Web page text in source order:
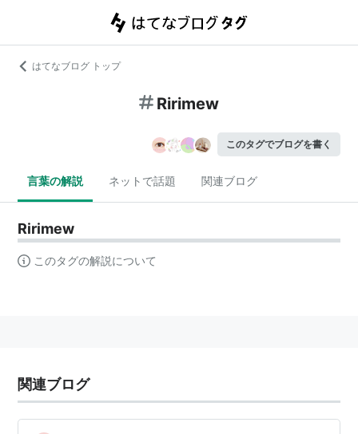
はてなブログ トップ
Ririmew
このタグでブログを書く
言葉の解説 ネットで話題 関連ブログ
Ririmew
このタグの解説について
関連ブログ